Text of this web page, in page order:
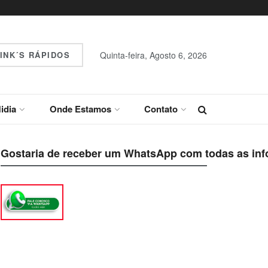
RÁPIDOS Quinta-feira, Agosto 6, 2026
Onde Estamos Contato
Gostaria de receber um WhatsApp com todas as